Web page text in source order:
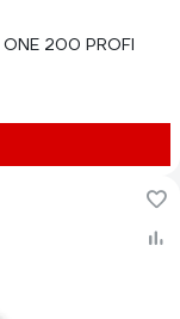
200 PROFI